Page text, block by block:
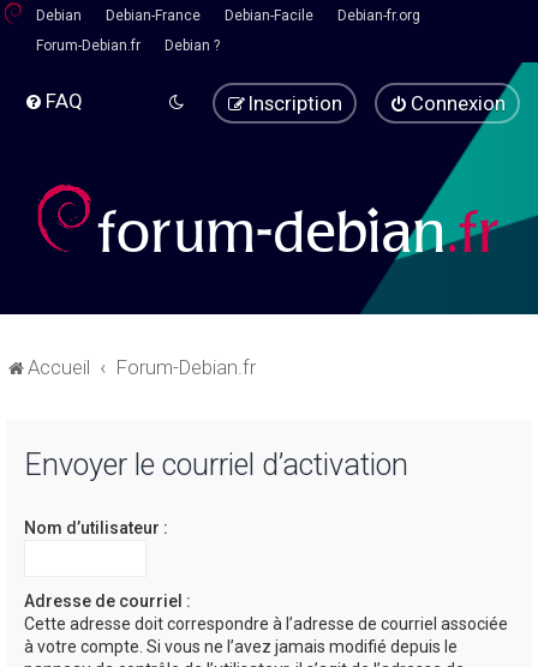
Debian Debian-France Debian-Facile
Debian-fr.org
Forum-Debian.fr
Debian ?
FAQ Connexion
Inscription
Accueil Forum-Debian.fr
Envoyer le courriel d’activation
Nom d’utilisateur :
Adresse de courriel :
Cette adresse doit correspondre à l’adresse de courriel associée
à votre compte. Si vous ne l’avez jamais modifié depuis le